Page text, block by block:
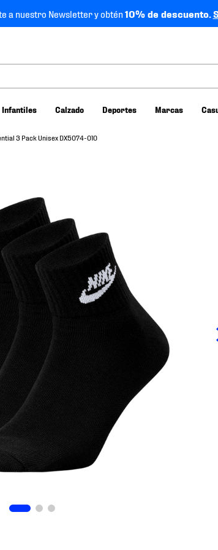
a nuestro Newsletter y obtén10% de descuento.
Infantiles Calzado Deportes Marcas
3 Pack Unisex DX5074-010